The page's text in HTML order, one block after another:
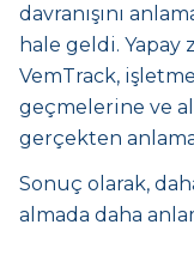
davranışını
hale geldi. Yapay
VemTrack,
geçmelerine ve
gerçekten
Sonuç olarak,
almada daha